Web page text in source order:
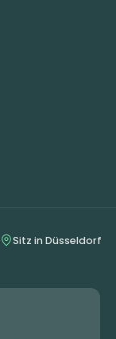
Sitz in Düsseldorf